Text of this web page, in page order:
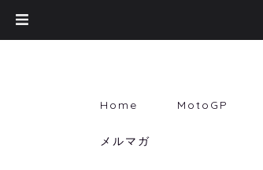
Home MotoGP
メルマガ